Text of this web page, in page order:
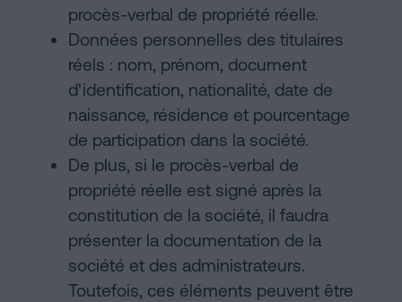
procès-verbal de propriété réelle.
Données personnelles des titulaires
réels : nom, prénom, document
d'identification, nationalité, date de
naissance, résidence et pourcentage
de participation dans la société.
De plus, si le procès-verbal de
propriété réelle est signé après la
constitution de la société, il faudra
présenter la documentation de la
société et des administrateurs.
Toutefois, ces éléments peuvent être